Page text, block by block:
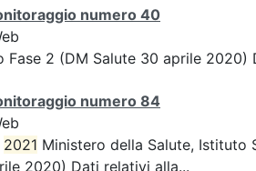
numero 40
Fase 2 (DM Salute 30 aprile
numero 84
2021 Ministero della Salute, Istituto
2020) Dati relativi alla...